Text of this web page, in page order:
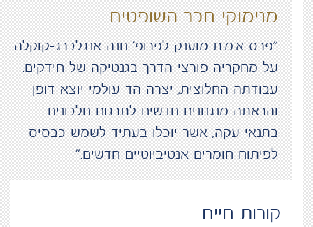
מנימוקי חבר השופטים
“פרס א.מ.ת מוענק לפרופ’ חנה אנגלברג-קוקלה
על מחקריה פורצי הדרך בגנטיקה של חידקים.
עבודתה החלוצית, יצרה הד עולמי יוצא דופן
והראתה מנגנונים חדשים לתרגום חלבונים
בתנאי עקה, אשר יוכלו בעתיד לשמש כבסיס
לפיתוח חומרים אנטיביוטיים חדשים.”
קורות חיים